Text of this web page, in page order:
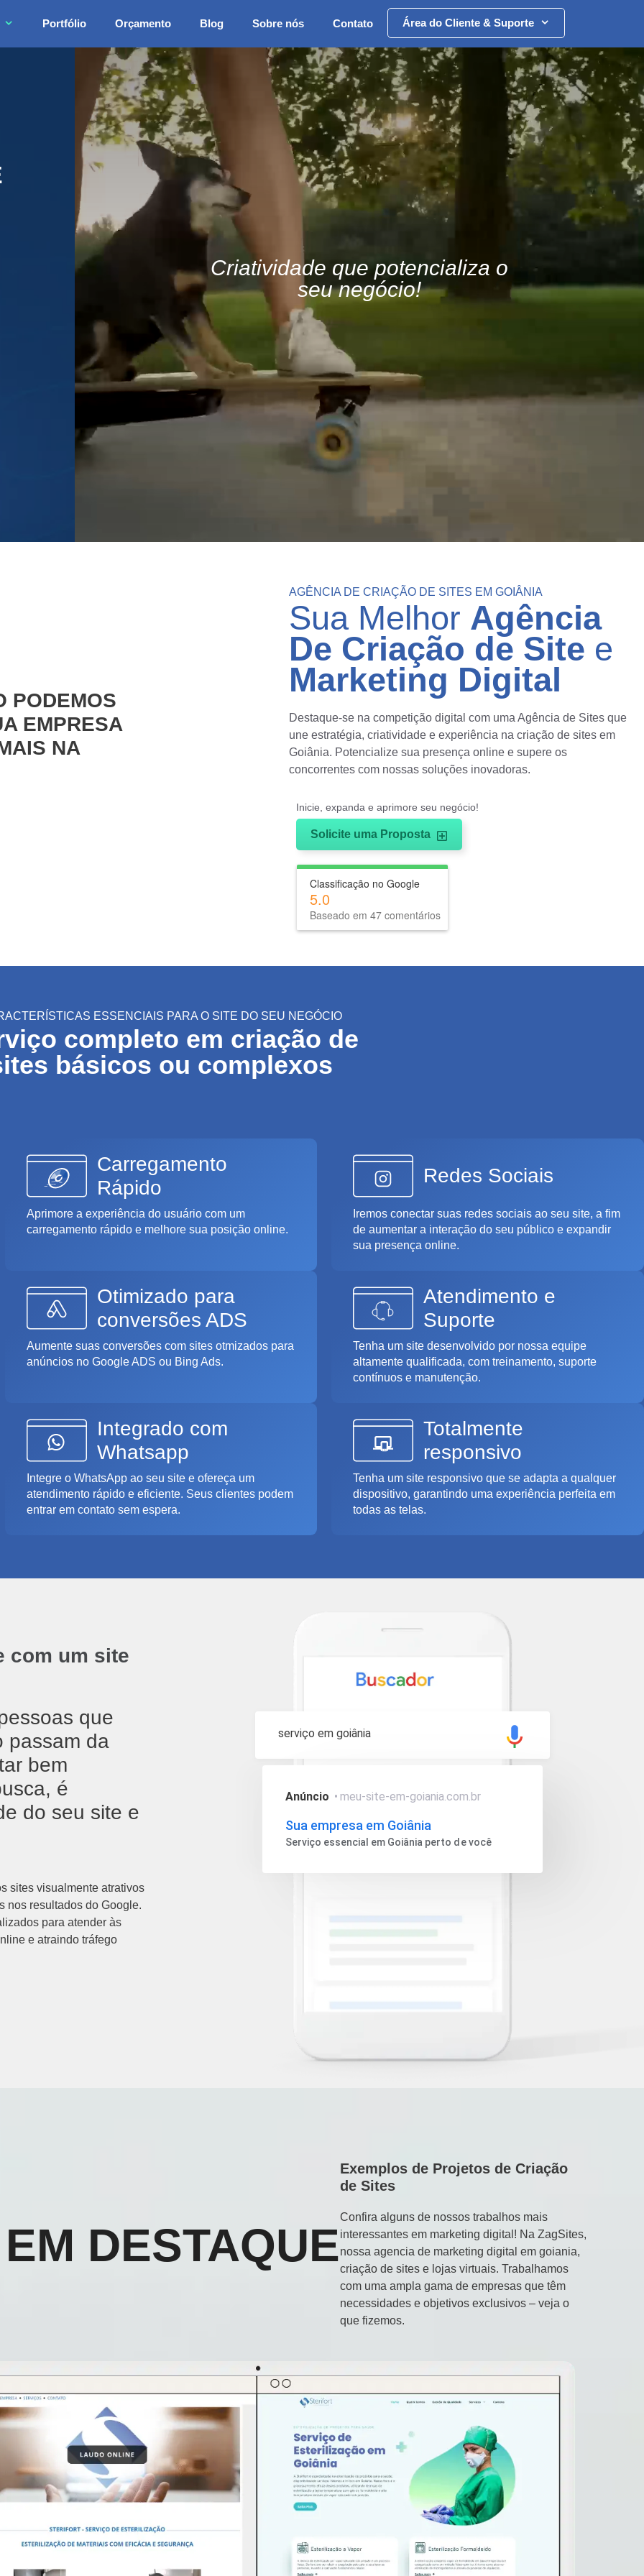
Portfólio Orçamento Blog Sobre nós Contato Área do Cliente & Suporte
Criatividade que potencializa o
seu negócio!
PODEMOS
EMPRESA
NA
AGÊNCIA DE CRIAÇÃO DE SITES EM GOIÂNIA
Sua Melhor Agência
De Criação de Site e
Marketing Digital
Destaque-se na competição digital com uma Agência de Sites que
une estratégia, criatividade e experiência na criação de sites em
Goiânia. Potencialize sua presença online e supere os
concorrentes com nossas soluções inovadoras.
Inicie, expanda e aprimore seu negócio!
Solicite uma Proposta
Classificação no Google
5.0
Baseado em 47 comentários
ESSENCIAIS PARA O SITE DO SEU NEGÓCIO
completo em criação de
básicos ou complexos
Carregamento
Rápido
Aprimore a experiência do usuário com um
carregamento rápido e melhore sua posição online.
Redes Sociais
Iremos conectar suas redes sociais ao seu site, a fim
de aumentar a interação do seu público e expandir
sua presença online.
Otimizado para
conversões ADS
Aumente suas conversões com sites otmizados para
anúncios no Google ADS ou Bing Ads.
Atendimento e
Suporte
Tenha um site desenvolvido por nossa equipe
altamente qualificada, com treinamento, suporte
contínuos e manutenção.
Integrado com
Whatsapp
Integre o WhatsApp ao seu site e ofereça um
atendimento rápido e eficiente. Seus clientes podem
entrar em contato sem espera.
Totalmente
responsivo
Tenha um site responsivo que se adapta a qualquer
dispositivo, garantindo uma experiência perfeita em
todas as telas.
com um site
que
passam da
bem
é
do seu site e
sites visualmente atrativos
nos resultados do Google.
para atender às
e atraindo tráfego
serviço em goiânia
Anúncio • meu-site-em-goiania.com.br
Sua empresa em Goiânia
Serviço essencial em Goiânia perto de você
DESTAQUE
Exemplos de Projetos de Criação
de Sites
Confira alguns de nossos trabalhos mais
interessantes em marketing digital! Na ZagSites,
nossa agencia de marketing digital em goiania,
criação de sites e lojas virtuais. Trabalhamos
com uma ampla gama de empresas que têm
necessidades e objetivos exclusivos – veja o
que fizemos.
Projeto Como
SEO (Ranking no Google)
Outros
ENVIAR
WHATSAPP: (62) 99168 - 8014